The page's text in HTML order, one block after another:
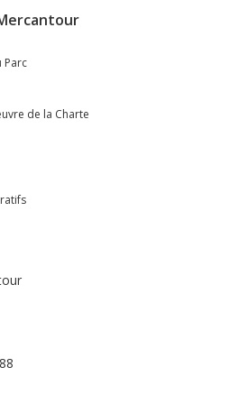
Parc
de la Charte